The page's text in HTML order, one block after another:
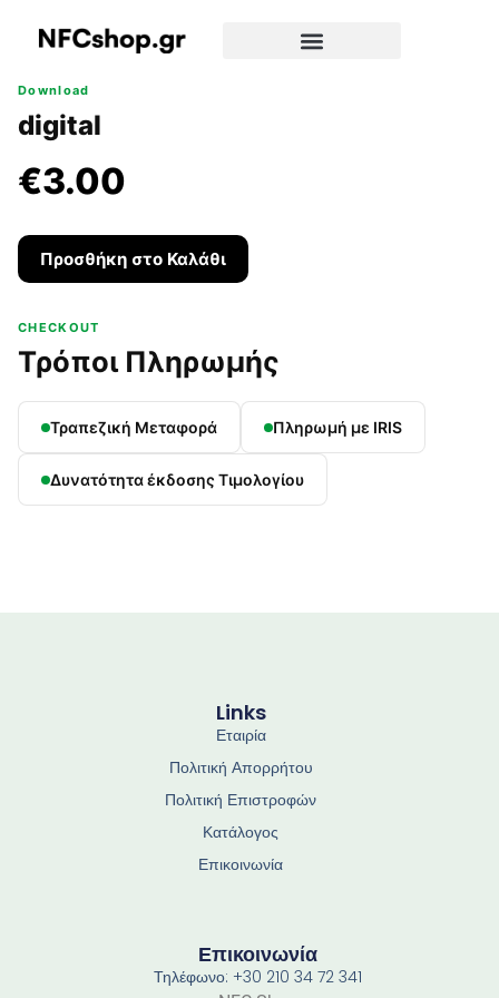
Download
digital
€3.00
Προσθήκη στο Καλάθι
CHECKOUT
Τρόποι Πληρωμής
Τραπεζική Μεταφορά Πληρωμή με IRIS
Δυνατότητα έκδοσης Τιμολογίου
Links
Εταιρία
Πολιτική Απορρήτου
Πολιτική Επιστροφών
Κατάλογος
Επικοινωνία
Επικοινωνία
Τηλέφωνο: +30 210 34 72 341